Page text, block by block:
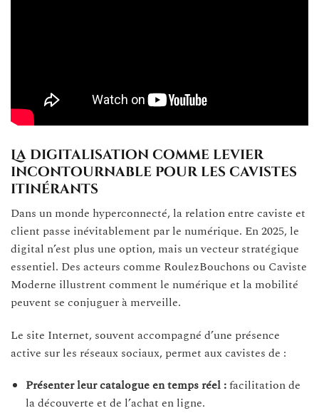
La digitalisation comme levier
incontournable pour les cavistes
itinérants
Dans un monde hyperconnecté, la relation entre caviste et
client passe inévitablement par le numérique. En 2025, le
digital n’est plus une option, mais un vecteur stratégique
essentiel. Des acteurs comme RoulezBouchons ou Caviste
Moderne illustrent comment le numérique et la mobilité
peuvent se conjuguer à merveille.
Le site Internet, souvent accompagné d’une présence
active sur les réseaux sociaux, permet aux cavistes de :
Présenter leur catalogue en temps réel :facilitation de
la découverte et de l’achat en ligne.